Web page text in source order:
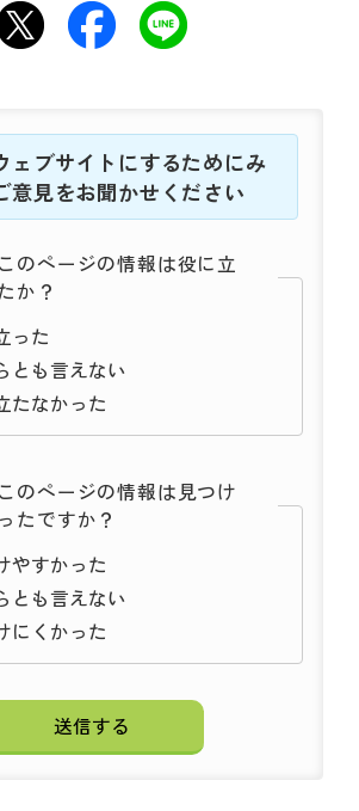
ェブサイトにするためにみ
意見をお聞かせください
のページの情報は役に立
か？
った
とも言えない
たなかった
のページの情報は見つけ
たですか？
やすかった
とも言えない
にくかった